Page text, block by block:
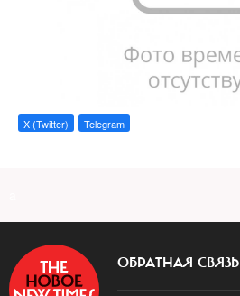
X (Twitter) Telegram
ОБРАТНАЯ СВЯЗЬ